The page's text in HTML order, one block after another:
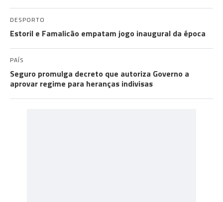
DESPORTO
Estoril e Famalicão empatam jogo inaugural da época
PAÍS
Seguro promulga decreto que autoriza Governo a
aprovar regime para heranças indivisas